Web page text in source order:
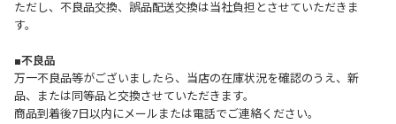
ただし、不良品交換、誤品配送交換は当社負担とさせていただきま
す。
■不良品
万一不良品等がございましたら、当店の在庫状況を確認のうえ、新
品、または同等品と交換させていただきます。
商品到着後7日以内にメールまたは電話でご連絡ください。